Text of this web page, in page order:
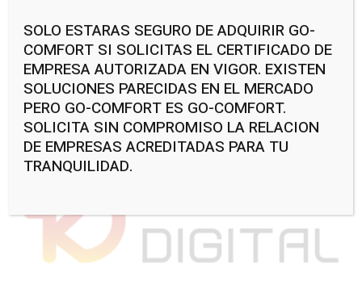
SOLO ESTARAS SEGURO DE ADQUIRIR GO-
COMFORT SI SOLICITAS EL CERTIFICADO DE
EMPRESA AUTORIZADA EN VIGOR. EXISTEN
SOLUCIONES PARECIDAS EN EL MERCADO
PERO GO-COMFORT ES GO-COMFORT.
SOLICITA SIN COMPROMISO LA RELACION
DE EMPRESAS ACREDITADAS PARA TU
TRANQUILIDAD.